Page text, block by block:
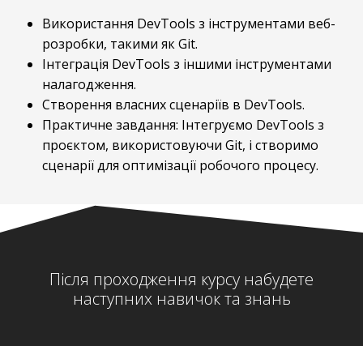
Використання DevTools з інструментами веб-
розробки, такими як Git.
Інтеграція DevTools з іншими інструментами
налагодження.
Створення власних сценаріїв в DevTools.
Практичне завдання: Інтегруємо DevTools з
проєктом, використовуючи Git, і створимо
сценарії для оптимізації робочого процесу.
Після проходження курсу набудете
наступних навичок та знань